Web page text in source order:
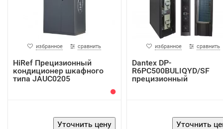
избранное сравнить
HiRef Прецизионный
кондиционер шкафного
типа JAUC0205
избранное сравнить
Dantex DP-
R6PC500BULIQYD/SF
прецизионный